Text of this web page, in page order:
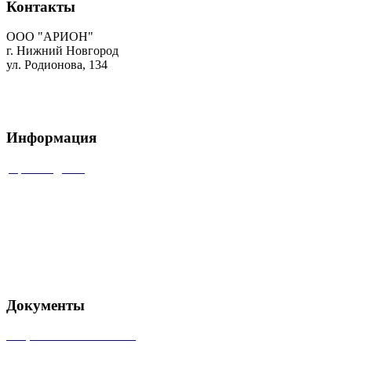
Контакты
ООО "АРИОН"
г. Нижний Новгород
ул. Родионова, 134
Информация
Документы